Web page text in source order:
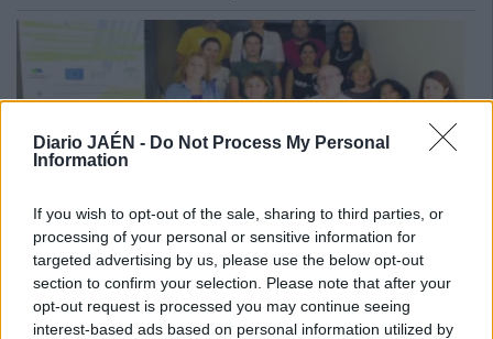
Diario JAÉN - Do Not Process My Personal
Information
If you wish to opt-out of the sale, sharing to third parties, or
processing of your personal or sensitive information for
targeted advertising by us, please use the below opt-out
section to confirm your selection. Please note that after your
opt-out request is processed you may continue seeing
interest-based ads based on personal information utilized by
20 JUL 2014 / 22:00 H.